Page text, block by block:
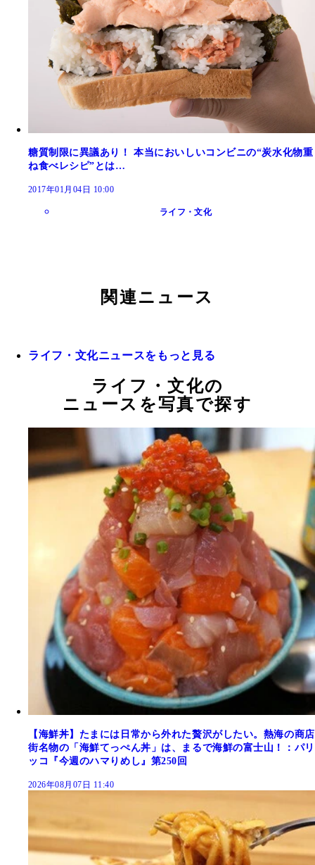
糖質制限に異議あり！ 本当においしいコンビニの“炭水化物重
ね食べレシピ”とは…
2017年01月04日 10:00
ライフ・文化
関連ニュース
ライフ・文化ニュースをもっと見る
ライフ・文化の
ニュースを写真で探す
【海鮮丼】たまには日常から外れた贅沢がしたい。熱海の商店
街名物の「海鮮てっぺん丼」は、まるで海鮮の富士山！：パリ
ッコ『今週のハマりめし』第250回
2026年08月07日 11:40